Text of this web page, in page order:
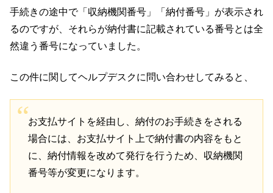
手続きの途中で「収納機関番号」「納付番号」が表示され
るのですが、それらが納付書に記載されている番号とは全
然違う番号になっていました。
この件に関してヘルプデスクに問い合わせしてみると、
お支払サイトを経由し、納付のお手続きをされる
場合には、お支払サイト上で納付書の内容をもと
に、納付情報を改めて発行を行うため、収納機関
番号等が変更になります。